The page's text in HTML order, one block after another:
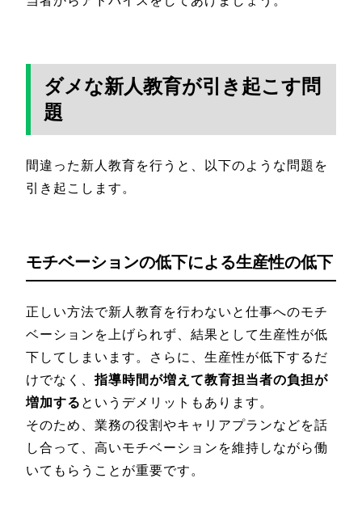
ダメな新人教育が引き起こす問
題
間違った新人教育を行うと、以下のような問題を
引き起こします。
モチベーションの低下による生産性の低下
正しい方法で新人教育を行わないと仕事へのモチ
ベーションを上げられず、結果として生産性が低
下してしまいます。さらに、生産性が低下するだ
けでなく、指導時間が増えて教育担当者の負担が
増加する というデメリットもあります。
そのため、業務の役割やキャリアプランなどを話
し合って、高いモチベーションを維持しながら働
いてもらうことが重要です。